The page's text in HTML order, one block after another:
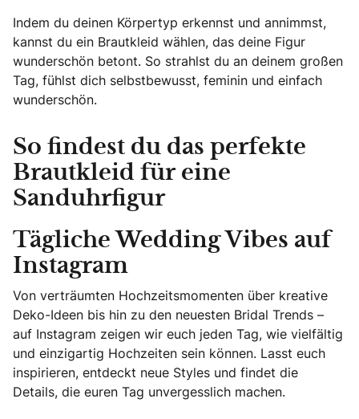
Indem du deinen Körpertyp erkennst und annimmst,
kannst du ein Brautkleid wählen, das deine Figur
wunderschön betont. So strahlst du an deinem großen
Tag, fühlst dich selbstbewusst, feminin und einfach
wunderschön.
So findest du das perfekte
Brautkleid für eine
Sanduhrfigur
Tägliche Wedding Vibes auf
Instagram
Von verträumten Hochzeitsmomenten über kreative
Deko-Ideen bis hin zu den neuesten Bridal Trends –
auf Instagram zeigen wir euch jeden Tag, wie vielfältig
und einzigartig Hochzeiten sein können. Lasst euch
inspirieren, entdeckt neue Styles und findet die
Details, die euren Tag unvergesslich machen.